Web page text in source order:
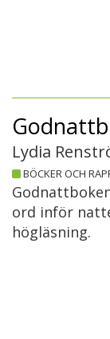
Lydia
BÖCKER OCH
ord inför
högläsning.